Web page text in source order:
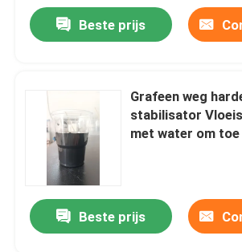
Beste prijs
Grafeen weg
stabilisator
met water om
Beste prijs